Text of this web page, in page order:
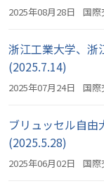
2025年08月28日 国際
浙江工業大学、浙
(2025.7.14)
2025年07月24日 国際
ブリュッセル自由
(2025.5.28)
2025年06月02日 国際